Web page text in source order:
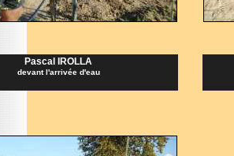
Pascal IROLLA
devant l'arrivée d'eau